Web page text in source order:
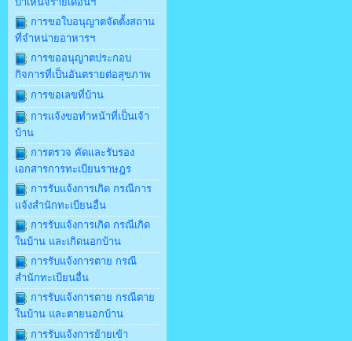
การขอใบอนุญาตจัดตั้งสถาน
ที่จำหน่ายอาหารฯ
การขออนุญาตประกอบ
กิจการที่เป็นอันตรายต่อสุขภาพ
การขอเลขที่บ้าน
การแจ้งขอทำหน้าที่เป็นเจ้า
บ้าน
การตรวจ คัดและรับรอง
เอกสารการทะเบียนราษฎร
การรับแจ้งการเกิด กรณีการ
แจ้งสำนักทะเบียนอื่น
การรับแจ้งการเกิด กรณีเกิด
ในบ้าน และเกิดนอกบ้าน
การรับแจ้งการตาย กรณี
สำนักทะเบียนอื่น
การรับแจ้งการตาย กรณีตาย
ในบ้าน และตายนอกบ้าน
การรับแจ้งการย้ายเข้า